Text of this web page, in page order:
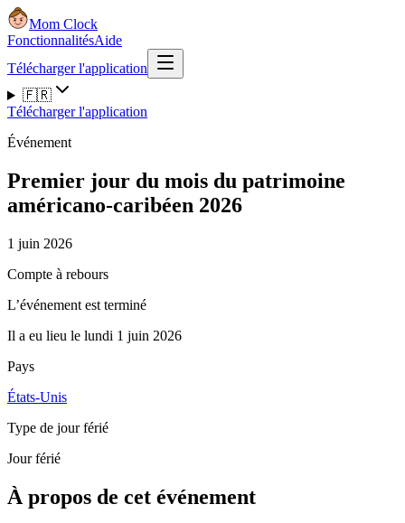
Mom Clock
FonctionnalitésAide
Télécharger l'application
🇫🇷
Télécharger l'application
Événement
Premier jour du mois du patrimoine
américano-caribéen 2026
1 juin 2026
Compte à rebours
L’événement est terminé
Il a eu lieu le lundi 1 juin 2026
Pays
États-Unis
Type de jour férié
Jour férié
À propos de cet événement